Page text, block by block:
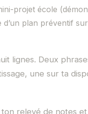
projet école
plan préventif
lignes. Deux
une sur ta
relevé de notes